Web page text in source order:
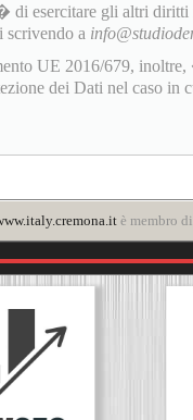
esercitare gli altri diritti
scrivendo a
UE 2016/679,
dei Dati nel caso in
è membro